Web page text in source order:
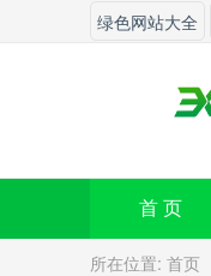
绿色网站大全
首 页
所在位置: 首页